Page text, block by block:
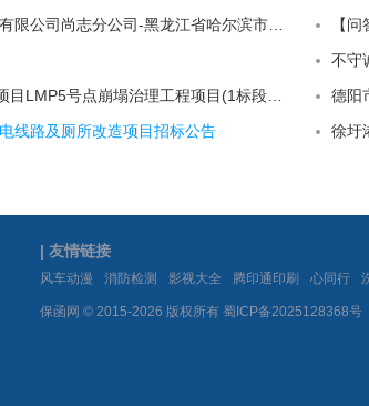
【
不守
线路及厕所改造项目招标公告
| 友情链接
风车动漫 消防检测 影视大全 腾印通印刷 心同行
保函网 © 2015-2026 版权所有 蜀ICP备2025128368号